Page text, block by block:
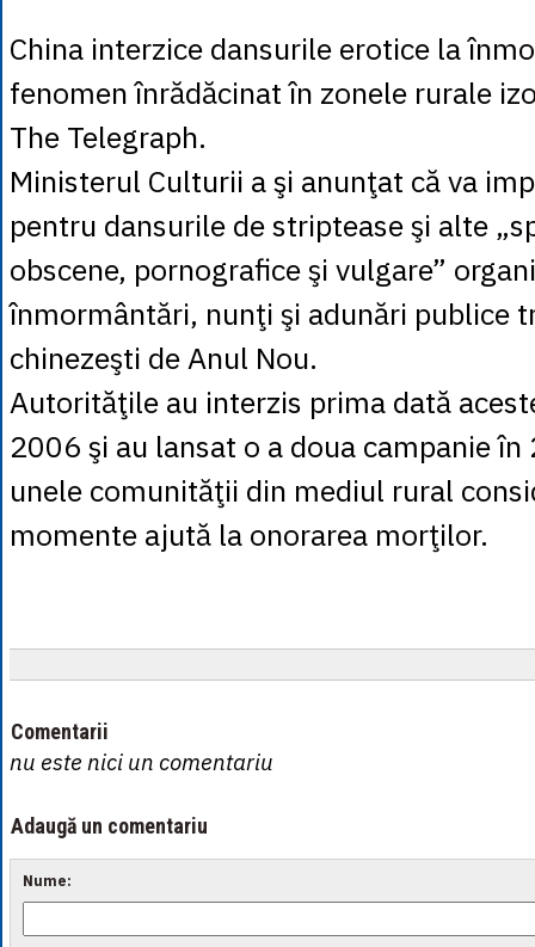
1 MDL = 0.2538
1 NOK= 0.4191
1 RUB = 0.0530
1 SEK
= 0.4526
1 TRY= 0.1141
1 UAH= 0.1048
1 XDR
= 5.9383
1 ZAR
= 0.2318
China interzice dansurile erotice la
fenomen înrădăcinat în zonele rurale
The Telegraph.
Ministerul Culturii a şi anunţat că va
pentru dansurile de striptease şi alte
obscene, pornografice şi vulgare”
înmormântări, nunţi şi adunări publice
chinezeşti de Anul Nou.
Autorităţile au interzis prima dată
2006 şi au lansat o a doua campanie
unele comunităţii din mediul rural
momente ajută la onorarea morţilor.
Comentarii
nu este nici un comentariu
Adaugă un comentariu
Nume: